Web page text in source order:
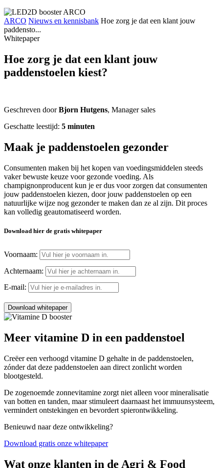
ARCO Nieuws en kennisbank Hoe zorg je dat een klant jouw
paddensto...
Whitepaper
Hoe zorg je dat een klant jouw
paddenstoelen kiest?
Geschreven doorBjorn Hutgens, Manager sales
Geschatte leestijd: 5 minuten
Maak je paddenstoelen gezonder
Consumenten maken bij het kopen van voedingsmiddelen steeds
vaker bewuste keuze voor gezonde voeding. Als
champignonproducent kun je er dus voor zorgen dat consumenten
jouw paddenstoelen kiezen, door jouw paddenstoelen op een
natuurlijke wijze nog gezonder te maken dan ze al zijn. Dit proces
kan volledig geautomatiseerd worden.
Download hier de gratis whitepaper
Voornaam:
Achternaam:
E-mail:
Download whitepaper
Meer vitamine D in een paddenstoel
Creëer een verhoogd vitamine D gehalte in de paddenstoelen,
zónder dat deze paddenstoelen aan direct zonlicht worden
blootgesteld.
De zogenoemde zonnevitamine zorgt niet alleen voor mineralisatie
van botten en tanden, maar stimuleert daarnaast het immuunsysteem,
vermindert ontstekingen en bevordert spierontwikkeling.
Benieuwd naar deze ontwikkeling?
Download gratis onze whitepaper
Wat onze klanten in de Agri & Food